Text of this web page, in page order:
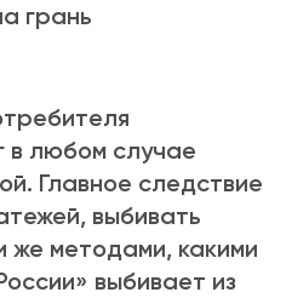
грань
в любом случае
Главное следствие
выбивать
же методами, какими
выбивает из